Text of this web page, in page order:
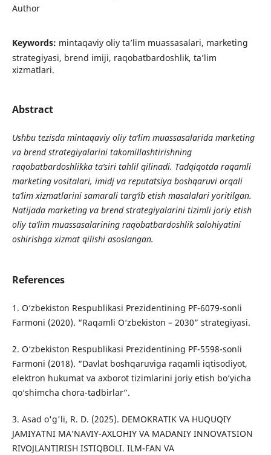
Author
Keywords: mintaqaviy oliy ta’lim muassasalari, marketing
strategiyasi, brend imiji, raqobatbardoshlik, ta’lim
xizmatlari.
Abstract
Ushbu tezisda mintaqaviy oliy ta’lim muassasalarida marketing
va brend strategiyalarini takomillashtirishning
raqobatbardoshlikka ta’siri tahlil qilinadi. Tadqiqotda raqamli
marketing vositalari, imidj va reputatsiya boshqaruvi orqali
ta’lim xizmatlarini samarali targ‘ib etish masalalari yoritilgan.
Natijada marketing va brend strategiyalarini tizimli joriy etish
oliy ta’lim muassasalarining raqobatbardoshlik salohiyatini
oshirishga xizmat qilishi asoslangan.
References
1. O‘zbekiston Respublikasi Prezidentining PF-6079-sonli
Farmoni (2020). “Raqamli O‘zbekiston – 2030” strategiyasi.
2. O‘zbekiston Respublikasi Prezidentining PF-5598-sonli
Farmoni (2018). “Davlat boshqaruviga raqamli iqtisodiyot,
elektron hukumat va axborot tizimlarini joriy etish bo‘yicha
qo‘shimcha chora-tadbirlar”.
3. Asad o'g'li, R. D. (2025). DEMOKRATIK VA HUQUQIY
JAMIYATNI MA’NAVIY-AXLOHIY VA MADANIY INNOVATSION
RIVOJLANTIRISH ISTIQBOLI. ILM-FAN VA